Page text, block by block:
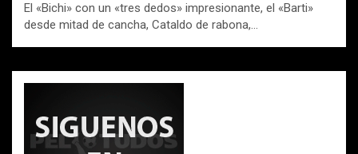
El «Bichi» con un «tres dedos» impresionante, el «Barti»
desde mitad de cancha, Cataldo de rabona,…